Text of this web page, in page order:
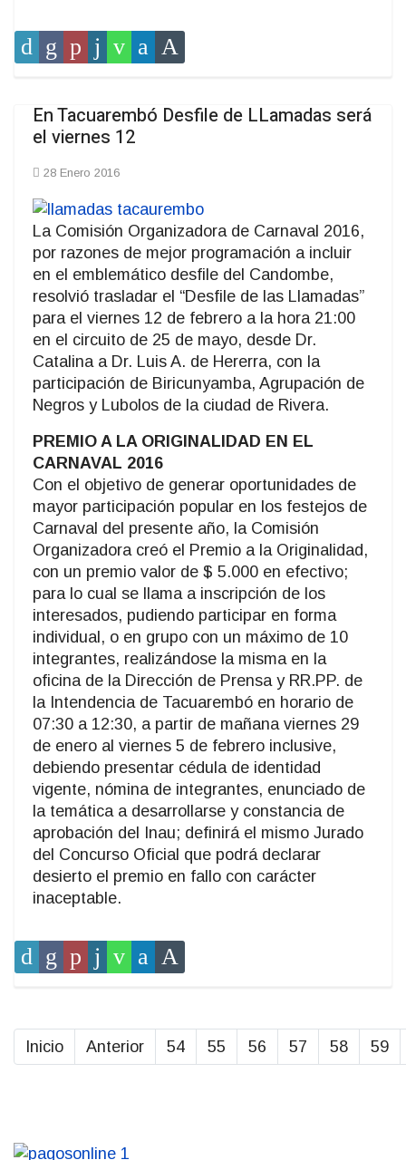
En Tacuarembó Desfile de LLamadas será
el viernes 12
28 Enero 2016
La Comisión Organizadora de Carnaval 2016,
por razones de mejor programación a incluir
en el emblemático desfile del Candombe,
resolvió trasladar el “Desfile de las Llamadas”
para el viernes 12 de febrero a la hora 21:00
en el circuito de 25 de mayo, desde Dr.
Catalina a Dr. Luis A. de Hererra, con la
participación de Biricunyamba, Agrupación de
Negros y Lubolos de la ciudad de Rivera.
PREMIO A LA ORIGINALIDAD EN EL
CARNAVAL 2016
Con el objetivo de generar oportunidades de
mayor participación popular en los festejos de
Carnaval del presente año, la Comisión
Organizadora creó el Premio a la Originalidad,
con un premio valor de $ 5.000 en efectivo;
para lo cual se llama a inscripción de los
interesados, pudiendo participar en forma
individual, o en grupo con un máximo de 10
integrantes, realizándose la misma en la
oficina de la Dirección de Prensa y RR.PP. de
la Intendencia de Tacuarembó en horario de
07:30 a 12:30, a partir de mañana viernes 29
de enero al viernes 5 de febrero inclusive,
debiendo presentar cédula de identidad
vigente, nómina de integrantes, enunciado de
la temática a desarrollarse y constancia de
aprobación del Inau; definirá el mismo Jurado
del Concurso Oficial que podrá declarar
desierto el premio en fallo con carácter
inaceptable.
Inicio Anterior 54 55 56 57 58 59